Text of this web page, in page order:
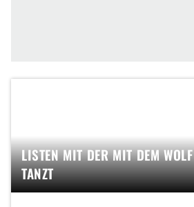
LISTEN MIT DER MIT DEM WOLF
TANZT